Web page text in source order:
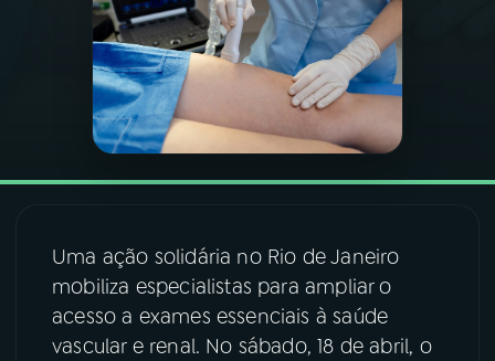
PROGRAMAS
PODCASTS
ÚLTIMAS
08FESTIVAL DE MÚSICA
Uma ação solidária no Rio de Janeiro
mobiliza especialistas para ampliar o
acesso a exames essenciais à saúde
vascular e renal. No sábado, 18 de abril, o